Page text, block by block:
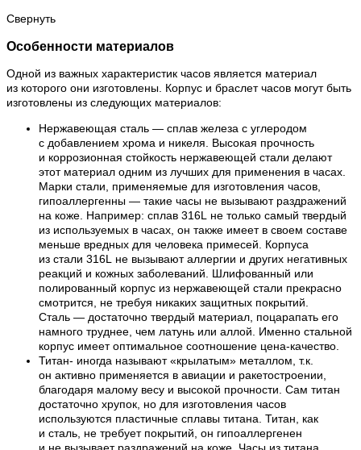
Свернуть
Особенности материалов
Одной из важных характеристик часов является материал
из которого они изготовлены. Корпус и браслет часов могут быть
изготовлены из следующих материалов:
Нержавеющая сталь — сплав железа с углеродом
с добавлением хрома и никеля. Высокая прочность
и коррозионная стойкость нержавеющей стали делают
этот материал одним из лучших для применения в часах.
Марки стали, применяемые для изготовления часов,
гипоаллергенны — такие часы не вызывают раздражений
на коже. Например: сплав 316L не только самый твердый
из используемых в часах, он также имеет в своем составе
меньше вредных для человека примесей. Корпуса
из стали 316L не вызывают аллергии и других негативных
реакций и кожных заболеваний. Шлифованный или
полированный корпус из нержавеющей стали прекрасно
смотрится, не требуя никаких защитных покрытий.
Сталь — достаточно твердый материал, поцарапать его
намного труднее, чем латунь или аллой. Именно стальной
корпус имеет оптимальное соотношение цена-качество.
Титан- иногда называют «крылатым» металлом, т.к.
он активно применяется в авиации и ракетостроении,
благодаря малому весу и высокой прочности. Сам титан
достаточно хрупок, но для изготовления часов
используются пластичные сплавы титана. Титан, как
и сталь, не требует покрытий, он гипоаллергенен